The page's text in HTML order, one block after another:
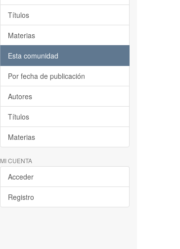
Títulos
Materias
Esta comunidad
Por fecha de publicación
Autores
Títulos
Materias
MI CUENTA
Acceder
Registro